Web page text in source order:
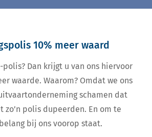
10% meer waard
Dan krijgt u van ons hiervoor
waarde. Waarom? Omdat we ons
schamen dat
zo’n polis dupeerden. En om te
bij ons voorop staat.